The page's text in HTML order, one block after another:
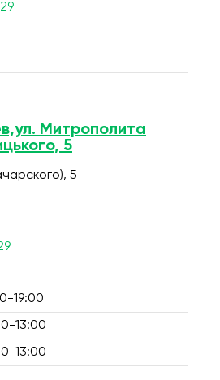
Митрополита
5
5
19:00
13:00
13:00